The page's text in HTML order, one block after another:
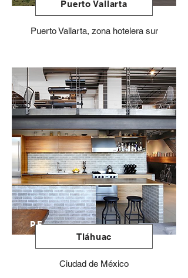
Puerto Vallarta
Puerto Vallarta, zona hotelera sur
Tláhuac
PE
Ciudad de México